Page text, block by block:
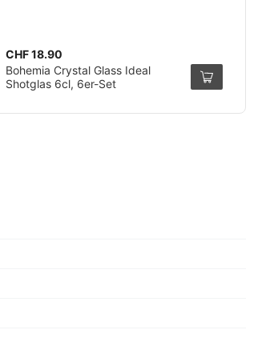
CHF 18.90
Bohemia Crystal Glass Ideal
Shotglas 6cl, 6er-Set